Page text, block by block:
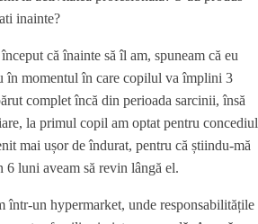
inainte?
că înainte să îl am, spuneam că eu
în momentul în care copilul va împlini 3
complet încă din perioada sarcinii, însă
la primul copil am optat pentru concediul
mai ușor de îndurat, pentru că știindu-mă
6 luni aveam să revin lângă el.
într-un hypermarket, unde responsabilitățile